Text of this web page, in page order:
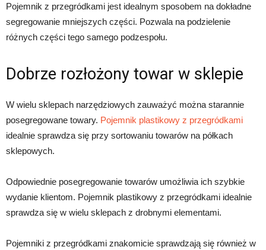
Pojemnik z przegródkami jest idealnym sposobem na dokładne
segregowanie mniejszych części. Pozwala na podzielenie
różnych części tego samego podzespołu.
Dobrze rozłożony towar w sklepie
W wielu sklepach narzędziowych zauważyć można starannie
posegregowane towary. Pojemnik plastikowy z przegródkami
idealnie sprawdza się przy sortowaniu towarów na półkach
sklepowych.
Odpowiednie posegregowanie towarów umożliwia ich szybkie
wydanie klientom. Pojemnik plastikowy z przegródkami idealnie
sprawdza się w wielu sklepach z drobnymi elementami.
Pojemniki z przegródkami znakomicie sprawdzają się również w